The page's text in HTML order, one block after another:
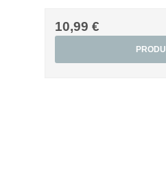
10,99 €